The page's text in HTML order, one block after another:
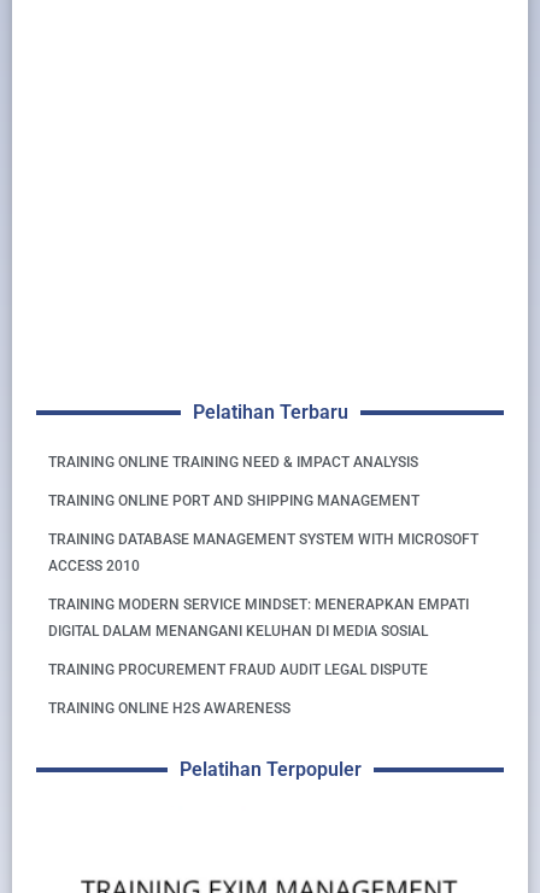
Pelatihan Terbaru
TRAINING ONLINE TRAINING NEED & IMPACT ANALYSIS
TRAINING ONLINE PORT AND SHIPPING MANAGEMENT
TRAINING DATABASE MANAGEMENT SYSTEM WITH MICROSOFT
ACCESS 2010
TRAINING MODERN SERVICE MINDSET: MENERAPKAN EMPATI
DIGITAL DALAM MENANGANI KELUHAN DI MEDIA SOSIAL
TRAINING PROCUREMENT FRAUD AUDIT LEGAL DISPUTE
TRAINING ONLINE H2S AWARENESS
Pelatihan Terpopuler